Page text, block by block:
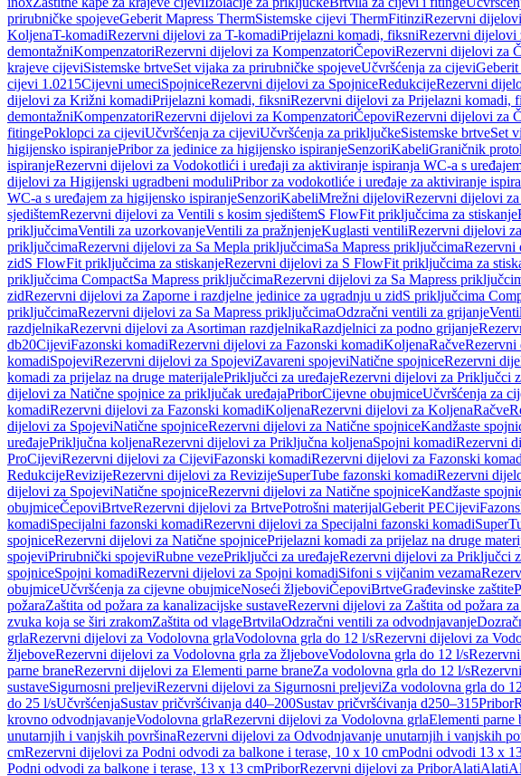
prirubničke spojeveGeberit Mapress ThermSistemske cijevi ThermFitinziRezervni
KoljenaT-komadiRezervni dijelovi za T-komadiPrijelazni komadi, fiksniRezervni dijelovi
demontažniKompenzatoriRezervni dijelovi za KompenzatoriČepoviRezervni dijelovi za
krajeve cijeviSistemske brtveSet vijaka za prirubničke spojeveUčvršćenja za cijevi
cijevi 1.0215Cijevni umeciSpojniceRezervni dijelovi za SpojniceRedukcijeRezervni
dijelovi za Križni komadiPrijelazni komadi, fiksniRezervni dijelovi za Prijelazni komadi,
demontažniKompenzatoriRezervni dijelovi za KompenzatoriČepoviRezervni dijelovi za
fitingePoklopci za cijeviUčvršćenja za cijeviUčvršćenja za priključkeSistemske brtveSet
higijensko ispiranjePribor za jedinice za higijensko ispiranjeSenzoriKabeliGraničnik
ispiranjeRezervni dijelovi za Vodokotlići i uređaji za aktiviranje ispiranja WC-a s
dijelovi za Higijenski ugradbeni moduliPribor za vodokotliće i uređaje za aktiviranje
WC-a s uređajem za higijensko ispiranjeSenzoriKabeliMrežni dijeloviRezervni dijelovi
sjedištemRezervni dijelovi za Ventili s kosim sjedištemS FlowFit priključcima za stiskanje
priključcimaVentili za uzorkovanjeVentili za pražnjenjeKuglasti ventiliRezervni dijelovi
priključcimaRezervni dijelovi za Sa Mepla priključcimaSa Mapress priključcimaRezervni
zidS FlowFit priključcima za stiskanjeRezervni dijelovi za S FlowFit priključcima za
priključcima CompactSa Mapress priključcimaRezervni dijelovi za Sa Mapress
zidRezervni dijelovi za Zaporne i razdjelne jedinice za ugradnju u zidS priključcima
priključcimaRezervni dijelovi za Sa Mapress priključcimaOdzračni ventili za grijanje
razdjelnikaRezervni dijelovi za Asortiman razdjelnikaRazdjelnici za podno grijanje
db20CijeviFazonski komadiRezervni dijelovi za Fazonski komadiKoljenaRačveRezervni
komadiSpojeviRezervni dijelovi za SpojeviZavareni spojeviNatične spojniceRezervni
komadi za prijelaz na druge materijalePriključci za uređajeRezervni dijelovi za Priključci
dijelovi za Natične spojnice za priključak uređajaPriborCijevne obujmiceUčvršćenja za
komadiRezervni dijelovi za Fazonski komadiKoljenaRezervni dijelovi za KoljenaRačve
dijelovi za SpojeviNatične spojniceRezervni dijelovi za Natične spojniceKandžaste
uređajePriključna koljenaRezervni dijelovi za Priključna koljenaSpojni komadiRezervni
ProCijeviRezervni dijelovi za CijeviFazonski komadiRezervni dijelovi za Fazonski
RedukcijeRevizijeRezervni dijelovi za RevizijeSuperTube fazonski komadiRezervni
dijelovi za SpojeviNatične spojniceRezervni dijelovi za Natične spojniceKandžaste
obujmiceČepoviBrtveRezervni dijelovi za BrtvePotrošni materijalGeberit PECijevi
komadiSpecijalni fazonski komadiRezervni dijelovi za Specijalni fazonski komadi
spojniceRezervni dijelovi za Natične spojnicePrijelazni komadi za prijelaz na druge
spojeviPrirubnički spojeviRubne vezePriključci za uređajeRezervni dijelovi za Priključci
spojniceSpojni komadiRezervni dijelovi za Spojni komadiSifoni s vijčanim vezama
obujmiceUčvršćenja za cijevne obujmiceNoseći žljeboviČepoviBrtveGrađevinske zaštite
požaraZaštita od požara za kanalizacijske sustaveRezervni dijelovi za Zaštita od požara
zvuka koja se širi zrakomZaštita od vlageBrtvilaOdzračni ventili za odvodnjavanje
grlaRezervni dijelovi za Vodolovna grlaVodolovna grla do 12 l/sRezervni dijelovi za
žljeboveRezervni dijelovi za Vodolovna grla za žljeboveVodolovna grla do 12 l/s
parne braneRezervni dijelovi za Elementi parne braneZa vodolovna grla do 12 l/s
sustaveSigurnosni preljeviRezervni dijelovi za Sigurnosni preljeviZa vodolovna grla do
do 25 l/sUčvršćenjaSustav pričvršćivanja d40–200Sustav pričvršćivanja d250–315Pribor
krovno odvodnjavanjeVodolovna grlaRezervni dijelovi za Vodolovna grlaElementi parne
unutarnjih i vanjskih površinaRezervni dijelovi za Odvodnjavanje unutarnjih i vanjskih
cmRezervni dijelovi za Podni odvodi za balkone i terase, 10 x 10 cmPodni odvodi 13 x
Podni odvodi za balkone i terase, 13 x 13 cmPriborRezervni dijelovi za PriborAlatiAlati